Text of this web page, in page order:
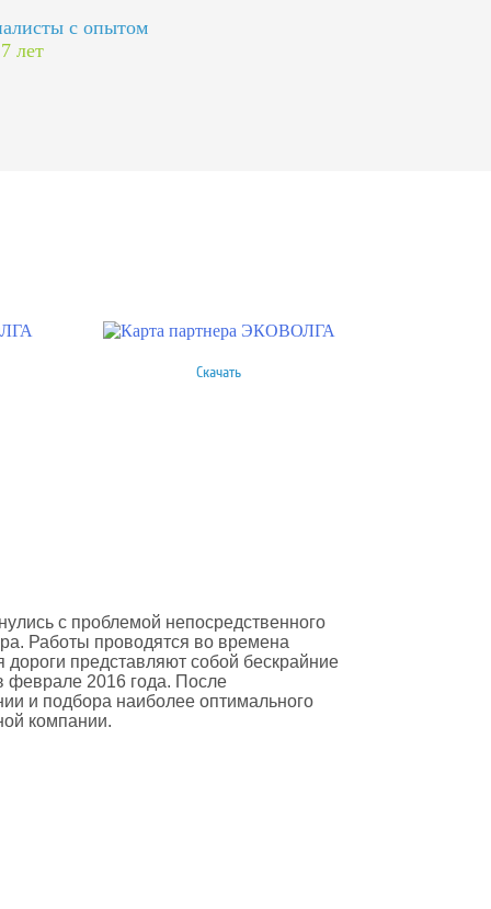
с опытом
лет
Скачать
с проблемой непосредственного
Работы проводятся во времена
дороги представляют собой бескрайние
феврале 2016 года. После
и подбора наиболее оптимального
компании.